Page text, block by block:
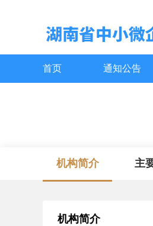
首页 通知公告
机构简介 主
机构简介